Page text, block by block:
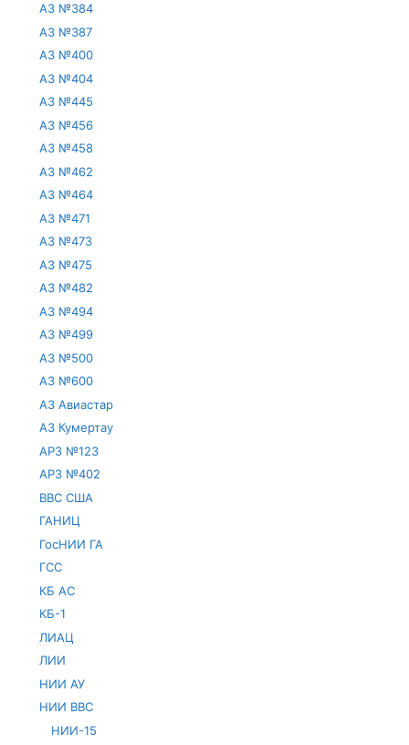
АЗ №384
АЗ №387
АЗ №400
АЗ №404
АЗ №445
АЗ №456
АЗ №458
АЗ №462
АЗ №464
АЗ №471
АЗ №473
АЗ №475
АЗ №482
АЗ №494
АЗ №499
АЗ №500
АЗ №600
АЗ Авиастар
АЗ Кумертау
АРЗ №123
АРЗ №402
ВВС США
ГАНИЦ
ГосНИИ ГА
ГСС
КБ АС
КБ-1
ЛИАЦ
ЛИИ
НИИ АУ
НИИ ВВС
НИИ-15